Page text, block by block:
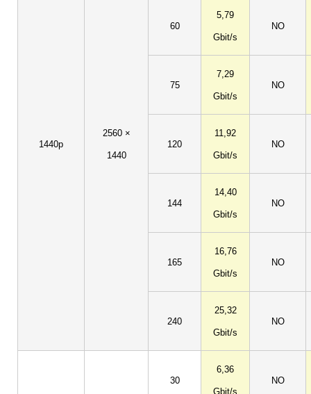
1440p
2560 ×
1440
60
5,79
Gbit/s
NO
75
7,29
Gbit/s
NO
120
11,92
Gbit/s
NO
144
14,40
Gbit/s
NO
165
16,76
Gbit/s
NO
240
25,32
Gbit/s
NO
30
6,36
Gbit/s
NO